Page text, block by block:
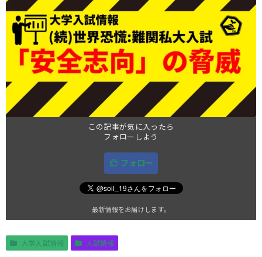
この記事が気に入ったら
フォローしよう
フォロー
最新情報をお届けします。
大学入試情報 入試情報